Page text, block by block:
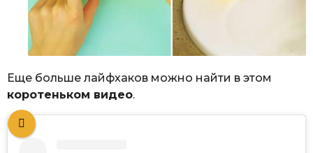
Еще больше лайфхаков можно найти в этом
коротеньком видео.